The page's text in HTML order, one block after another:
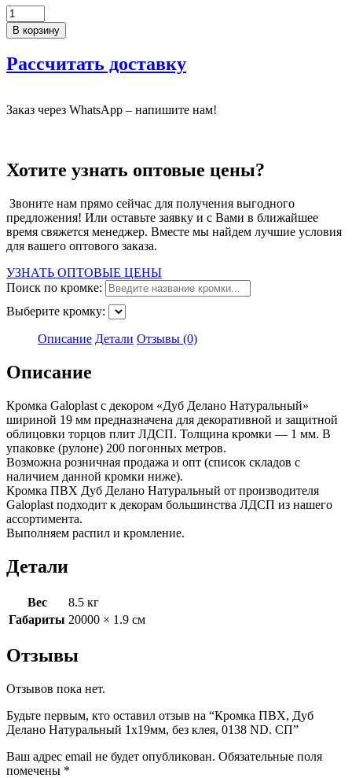
Количество
товара
Кромка
Дуб
1х19мм,
ND.
В корзину
Рассчитать доставку
Заказ через WhatsApp – напишите нам!
Хотите узнать оптовые цены?
Звоните нам прямо сейчас для получения выгодного
предложения! Или оставьте заявку и с Вами в ближайшее
время свяжется менеджер. Вместе мы найдем лучшие условия
для вашего оптового заказа.
УЗНАТЬ ОПТОВЫЕ ЦЕНЫ
Поиск по кромке:
Выберите кромку:
Описание Детали Отзывы (0)
Описание
Кромка Galoplast с декором «Дуб Делано Натуральный»
шириной 19 мм предназначена для декоративной и защитной
облицовки торцов плит ЛДСП. Толщина кромки — 1 мм. В
упаковке (рулоне) 200 погонных метров.
Возможна розничная продажа и опт (cписок складов с
наличием данной кромки ниже).
Кромка ПВХ Дуб Делано Натуральный от производителя
Galoplast подходит к декорам большинства ЛДСП из нашего
ассортимента.
Выполняем распил и кромление.
Детали
Вес
8.5 кг
Габариты 20000 × 1.9 см
Отзывы
Отзывов пока нет.
Будьте первым, кто оставил отзыв на “Кромка ПВХ, Дуб
Делано Натуральный 1х19мм, без клея, 0138 ND. СП”
Ваш адрес email не будет опубликован. Обязательные поля
помечены *